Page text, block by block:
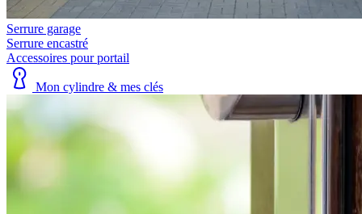
Serrure garage
Serrure encastré
Accessoires pour portail
Mon cylindre & mes clés